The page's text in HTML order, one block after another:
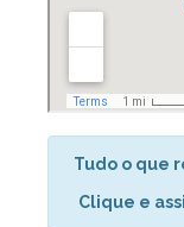
Tudo o que
Clique e